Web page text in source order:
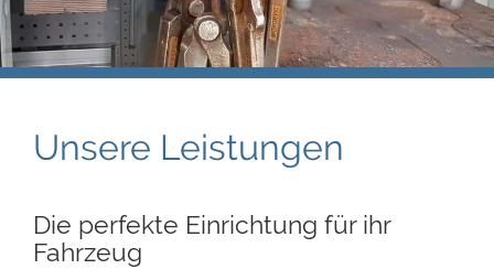
Unsere Leistungen
Die perfekte Einrichtung für ihr
Fahrzeug